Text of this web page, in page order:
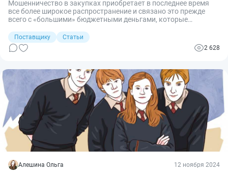
Мошенничество в закупках приобретает в последнее время
все более широкое распространение и связано это прежде
всего с «большими» бюджетными деньгами, которые
оказание услуг или выполнение работ. Разбираемся в схемах
обмана в торгах.
Поставщику
Статьи
2 628
Алешина Ольга 12 ноября 2024